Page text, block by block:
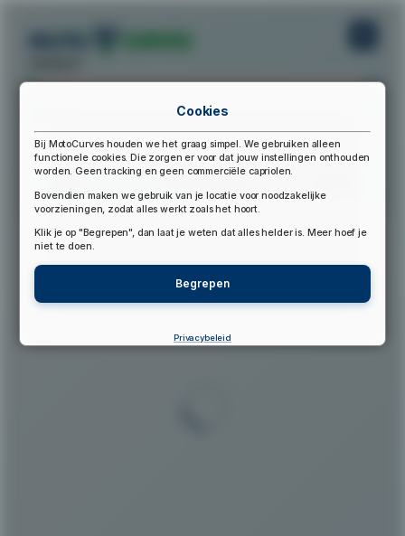
▲
Cookies
Bij MotoCurves houden we het graag simpel. We gebruiken alleen
functionele cookies. Die zorgen er voor dat jouw instellingen onthouden
worden. Geen tracking en geen commerciële capriolen.
Bovendien maken we gebruik van je locatie voor noodzakelijke
voorzieningen, zodat alles werkt zoals het hoort.
Klik je op "Begrepen", dan laat je weten dat alles helder is. Meer hoef je
niet te doen.
Begrepen
Privacybeleid